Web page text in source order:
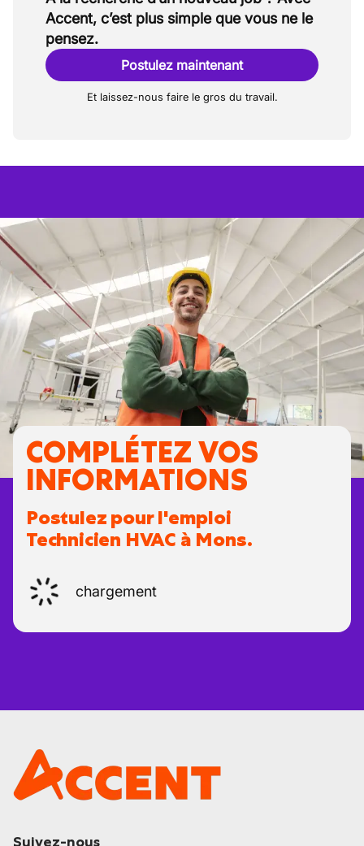
Accent, c’est plus simple que vous ne le
pensez.
Postulez maintenant
Et laissez-nous faire le gros du travail.
COMPLÉTEZ VOS
INFORMATIONS
Postulez pour l'emploi
Technicien HVAC à Mons.
chargement
Suivez-nous